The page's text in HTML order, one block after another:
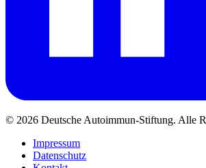
© 2026 Deutsche Autoimmun-Stiftung. Alle
Impressum
Datenschutz